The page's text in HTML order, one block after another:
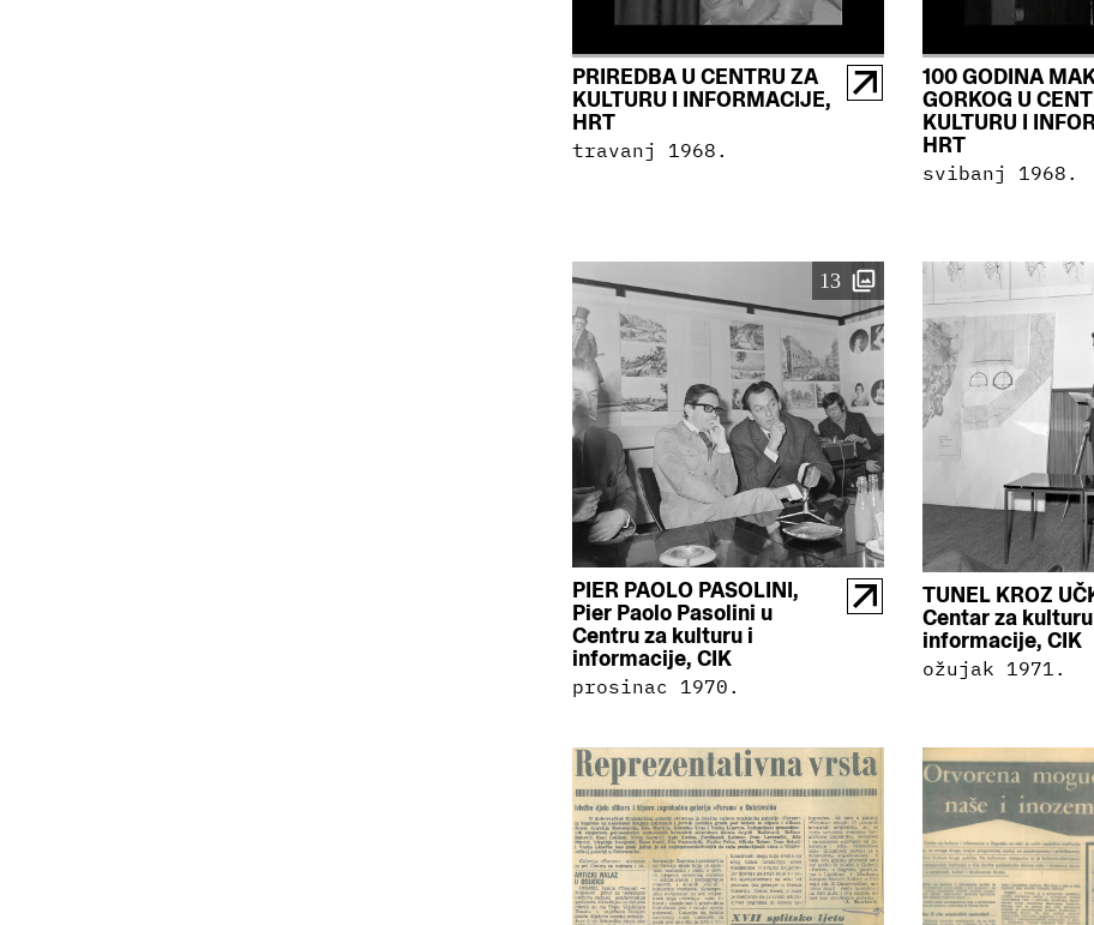
PRIREDBA U CENTRU ZA
KULTURU I INFORMACIJE,
HRT
travanj 1968.
100 GODINA
GORKOG U
KULTURU I
HRT
svibanj 1968.
13
PIER PAOLO PASOLINI,
Pier Paolo Pasolini u
Centru za kulturu i
informacije, CIK
prosinac 1970.
TUNEL KROZ
Centar za
informacije, CIK
ožujak 1971.